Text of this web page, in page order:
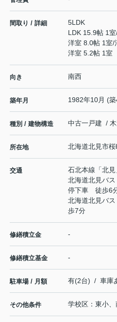
間取り / 詳細
5LDK
LDK 15.9帖 1室
洋室 8.0帖 1室/
洋室 5.2帖 1室
向き 南西
築年月 1982年10月 (
種別 / 建物構造 中古一戸建 /
所在地 北海道北見市桜
交通 石北本線 「北見
北海道北見バ
停下車 徒歩6
北海道北見バ
歩7分
修繕積立金 -
修繕積立基金 -
駐車場 / 月額 有(2台) / 車庫
その他条件 学校区：東小、